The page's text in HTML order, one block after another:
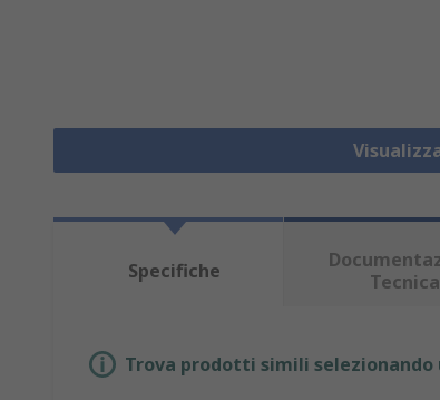
Specifiche
Tecnica
Trova prodotti simili